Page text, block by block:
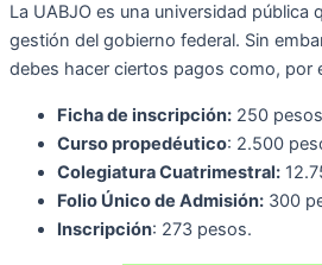
La UABJO es una universidad pública
gestión del gobierno federal. Sin
debes hacer ciertos pagos como, por
Ficha de inscripción: 250
Curso propedéutico: 2.500
Colegiatura Cuatrimestral:
Folio Único de Admisión: 300
Inscripción: 273 pesos.